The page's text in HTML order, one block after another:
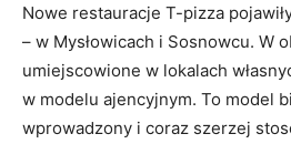
Nowe restauracje T-pizza
– w Mysłowicach i Sosnowcu. W
umiejscowione w lokalach
w modelu ajencyjnym. To model
wprowadzony i coraz szerzej